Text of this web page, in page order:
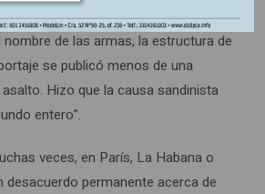
para leérselo. Corrigieron algunos
de las armas, la estructura de
se publicó menos de una
Hizo que la causa sandinista
entero”.
veces, en París, La Habana o
desacuerdo permanente acerca de